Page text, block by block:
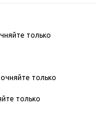
только
только
только